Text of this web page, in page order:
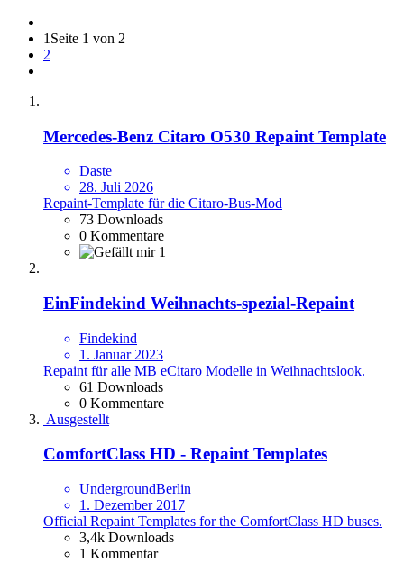
1 Seite 1 von 2
2
Mercedes-Benz Citaro O530 Repaint Template
Daste
28. Juli 2026
Repaint-Template für die Citaro-Bus-Mod
73 Downloads
0 Kommentare
1
EinFindekind Weihnachts-spezial-Repaint
Findekind
1. Januar 2023
Repaint für alle MB eCitaro Modelle in Weihnachtslook.
61 Downloads
0 Kommentare
Ausgestellt
ComfortClass HD - Repaint Templates
UndergroundBerlin
1. Dezember 2017
Official Repaint Templates for the ComfortClass HD buses.
3,4k Downloads
1 Kommentar